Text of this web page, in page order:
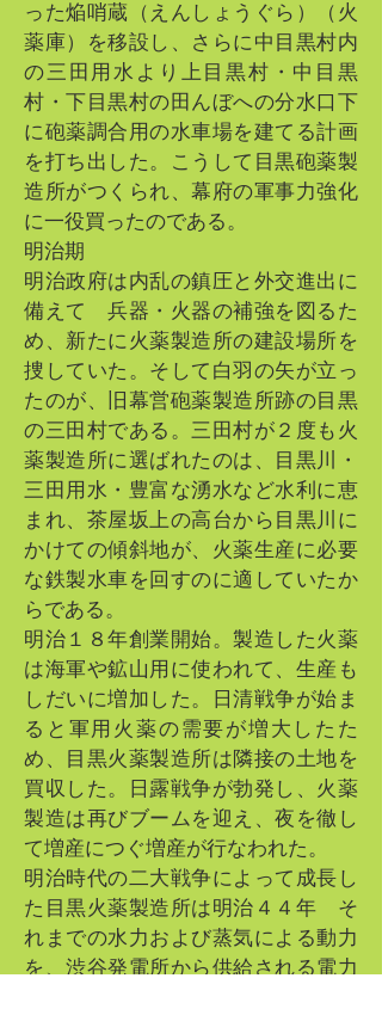
った焔哨蔵（えんしょうぐら）（火
薬庫）を移設し、さらに中目黒村内
の三田用水より上目黒村・中目黒
村・下目黒村の田んぼへの分水口下
に砲薬調合用の水車場を建てる計画
を打ち出した。こうして目黒砲薬製
造所がつくられ、幕府の軍事力強化
に一役買ったのである。
明治期
明治政府は内乱の鎮圧と外交進出に
備えて 兵器・火器の補強を図るた
め、新たに火薬製造所の建設場所を
捜していた。そして白羽の矢が立っ
たのが、旧幕営砲薬製造所跡の目黒
の三田村である。三田村が２度も火
薬製造所に選ばれたのは、目黒川・
三田用水・豊富な湧水など水利に恵
まれ、茶屋坂上の高台から目黒川に
かけての傾斜地が、火薬生産に必要
な鉄製水車を回すのに適していたか
らである。
明治１８年創業開始。製造した火薬
は海軍や鉱山用に使われて、生産も
しだいに増加した。日清戦争が始ま
ると軍用火薬の需要が増大したた
め、目黒火薬製造所は隣接の土地を
買収した。日露戦争が勃発し、火薬
製造は再びブームを迎え、夜を徹し
て増産につぐ増産が行なわれた。
明治時代の二大戦争によって成長し
た目黒火薬製造所は明治４４年 そ
れまでの水力および蒸気による動力
を、渋谷発電所から供給される電力